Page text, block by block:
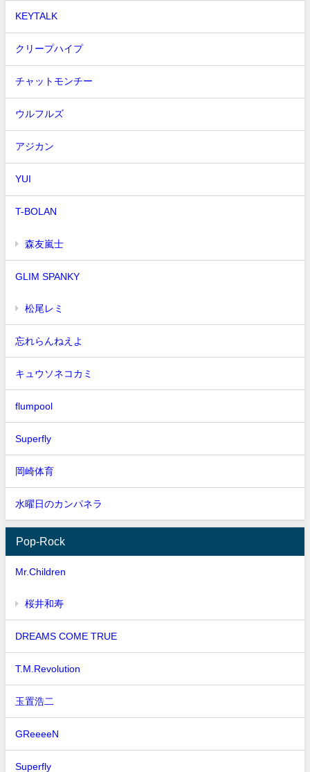
KEYTALK
クリープハイプ
チャットモンチー
ウルフルズ
アジカン
YUI
T-BOLAN
森友嵐士
GLIM SPANKY
松尾レミ
忘れらんねえよ
キュウソネコカミ
flumpool
Superfly
岡崎体育
水曜日のカンパネラ
Pop-Rock
Mr.Children
桜井和寿
DREAMS COME TRUE
T.M.Revolution
玉置浩二
GReeeeN
Superfly